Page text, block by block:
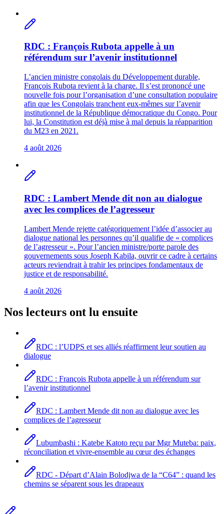
RDC : François Rubota appelle à un
référendum sur l’avenir institutionnel
L’ancien ministre congolais du Développement durable,
François Rubota revient à la charge. Il s’est prononcé une
nouvelle fois pour l’organisation d’une consultation populaire
afin que les Congolais tranchent eux-mêmes sur l’avenir
institutionnel de la République démocratique du Congo. Pour
lui, la Constitution est déjà mise à mal depuis la réapparition
du M23 en 2021.
4 août 2026
RDC : Lambert Mende dit non au dialogue
avec les complices de l’agresseur
Lambert Mende rejette catégoriquement l’idée d’associer au
dialogue national les personnes qu’il qualifie de « complices
de l’agresseur ». Pour l’ancien ministre/porte parole des
gouvernements sous Joseph Kabila, ouvrir ce cadre à certains
acteurs reviendrait à trahir les principes fondamentaux de
justice et de responsabilité.
4 août 2026
Nos lecteurs ont lu ensuite
RDC : l’UDPS et ses alliés réaffirment leur soutien au
dialogue
RDC : François Rubota appelle à un référendum sur
l’avenir institutionnel
RDC : Lambert Mende dit non au dialogue avec les
complices de l’agresseur
Lubumbashi : Katebe Katoto reçu par Mgr Muteba: paix,
réconciliation et vivre-ensemble au cœur des échanges
RDC - Départ d’Alain Bolodjwa de la “C64” : quand les
chemins se séparent sous les drapeaux